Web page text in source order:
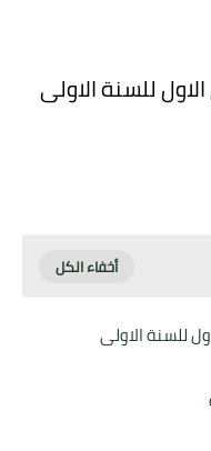
للسنة الاولى
للسنة الاولى